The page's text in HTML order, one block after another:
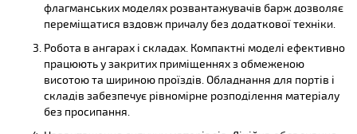
флагманських моделях розвантажувачів барж дозволяє
переміщатися вздовж причалу без додаткової техніки.
Робота в ангарах і складах. Компактні моделі ефективно
працюють у закритих приміщеннях з обмеженою
висотою та шириною проїздів. Обладнання для портів і
складів забезпечує рівномірне розподілення матеріалу
без просипання.